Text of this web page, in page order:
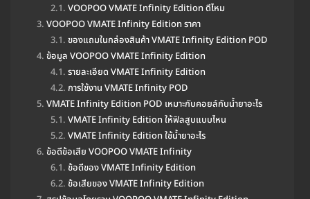
VOOPOO VMATE Infinity Edition ดีไหม
VOOPOO VMATE Infinity Edition ราคา
ของแถมในกล่องสินค้า VMATE Infinity Edition POD
ข้อมูล VOOPOO VMATE Infinity Edition
รายละเอียด VMATE Infinity Edition
การใช้งาน VMATE Infinity POD
VMATE Infinity Edition POD เหมาะกับคอยล์กับน้ำยาอะไร
VMATE Infinity Edition ให้ฟิลสูบแบบไหน
VMATE Infinity Edition ใช้น้ำยาอะไร
ข้อดีข้อเสีย VOOPOO VMATE Infinity
ข้อดีของ VMATE Infinity Edition
ข้อเสียของ VMATE Infinity Edition